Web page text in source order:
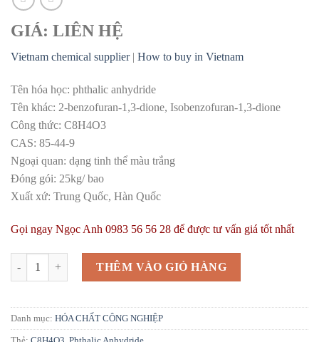
GIÁ: LIÊN HỆ
Vietnam chemical supplier| How to buy in Vietnam
Tên hóa học: phthalic anhydride
Tên khác: 2-benzofuran-1,3-dione, Isobenzofuran-1,3-dione
Công thức: C8H4O3
CAS: 85-44-9
Ngoại quan: dạng tinh thể màu trắng
Đóng gói: 25kg/ bao
Xuất xứ: Trung Quốc, Hàn Quốc
Gọi ngay Ngọc Anh 0983 56 56 28 để được tư vấn giá tốt nhất
Phthalic | PHTHALIC ANHYDRIDE | Bán C8H4O3 số lượng
THÊM VÀO GIỎ HÀNG
Danh mục: HÓA CHẤT CÔNG NGHIỆP